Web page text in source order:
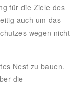
für die Ziele des
auch um das
wegen nicht
Nest zu bauen.
die